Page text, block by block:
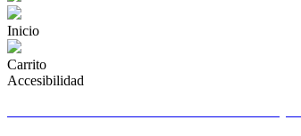
Inicio
Carrito
Accesibilidad